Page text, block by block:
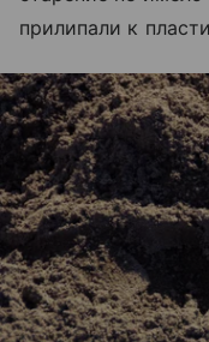
прилипали к